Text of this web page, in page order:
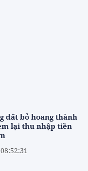
đất bỏ hoang thành
lại thu nhập tiền